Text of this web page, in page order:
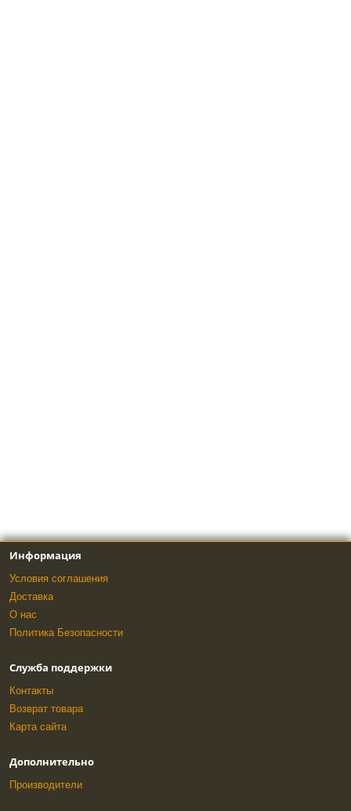
Информация
Условия соглашения
Доставка
О нас
Политика Безопасности
Служба поддержки
Контакты
Возврат товара
Карта сайта
Дополнительно
Производители